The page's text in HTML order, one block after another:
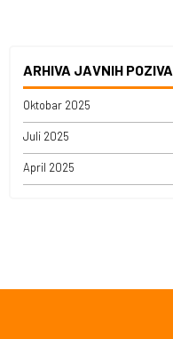
ARHIVA JAVNIH POZIVA
Oktobar 2025
Juli 2025
April 2025